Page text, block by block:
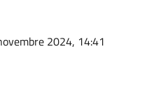
2024, 14:41